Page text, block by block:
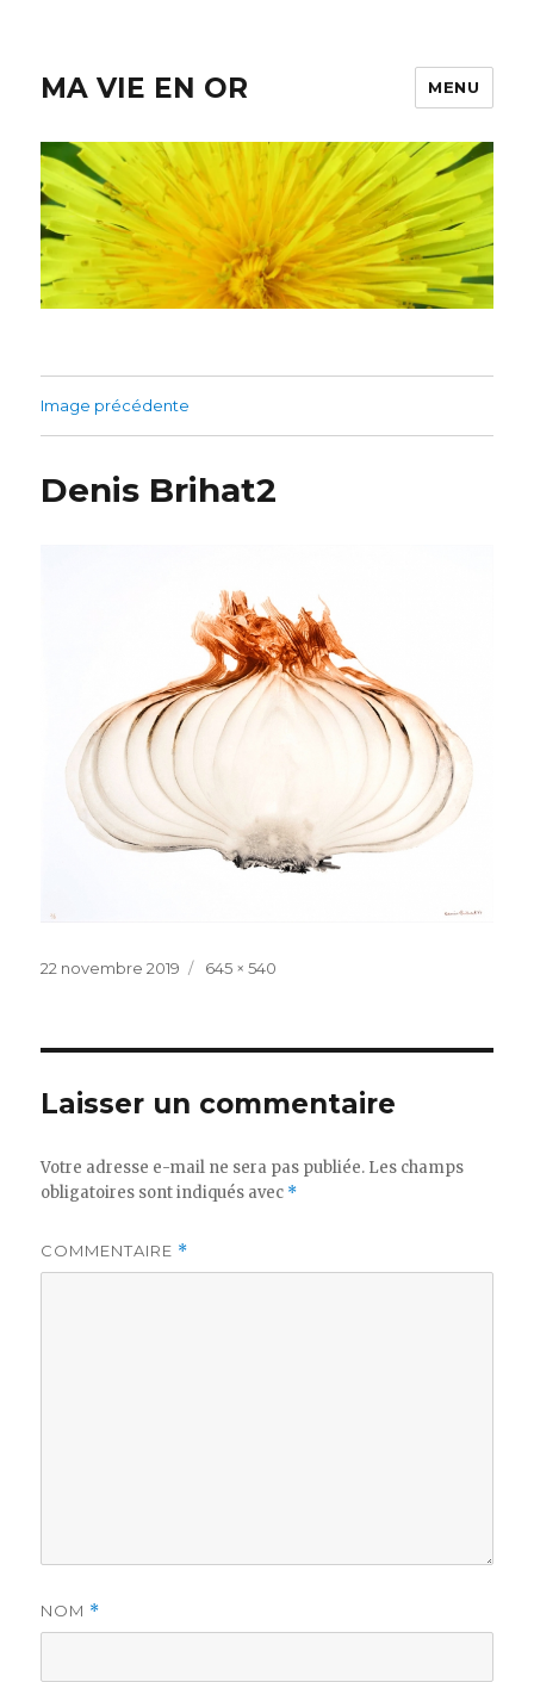
MA VIE EN OR MENU
Image précédente
Denis Brihat2
Publié
22 novembre 2019
Taille
645 × 540
Laisser un commentaire
Votre adresse e-mail ne sera pas publiée. Les champs
obligatoires sont indiqués avec *
COMMENTAIRE *
NOM *